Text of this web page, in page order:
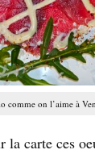
comme on l’aime à
la carte ces